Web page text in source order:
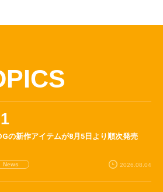
の新作アイテムが8月5日より順次発売
News 2026.08.04